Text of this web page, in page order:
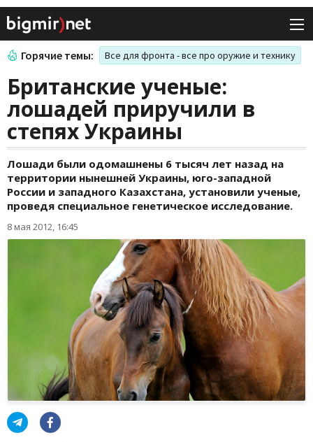
Горячие темы: Все для фронта - все про оружие и технику
Британские ученые:
лошадей приручили в
степях Украины
Лошади были одомашнены 6 тысяч лет назад на
территории нынешней Украины, юго-западной
России и западного Казахстана, установили ученые,
проведя специальное генетическое исследование.
8 мая 2012, 16:45